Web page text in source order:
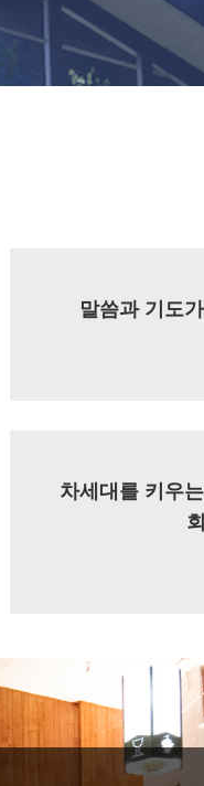
말씀과 기도
차세대를 키우
회